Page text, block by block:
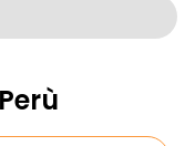
fotografici in Lima